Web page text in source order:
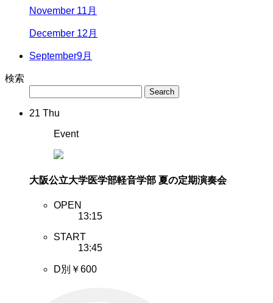
November 11月
December 12月
September9月
検索
21 Thu
Event
大阪公立大学医学部軽音学部 夏の定期演奏会
OPEN
13:15
START
13:45
D別￥600